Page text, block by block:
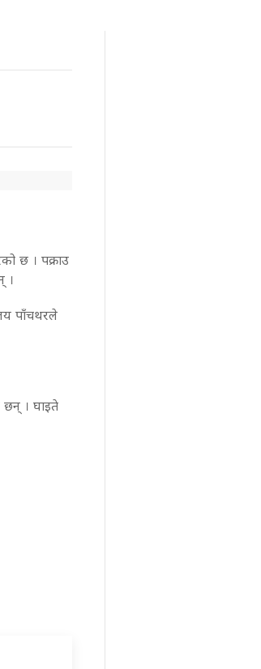
छ । पक्राउ
।
पाँचथरले
छन् । घाइते